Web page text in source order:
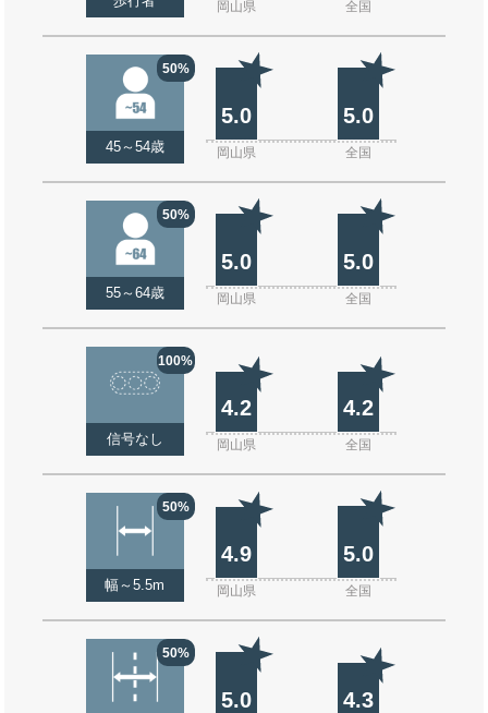
岡山県 全国
50%
45～54歳
5.0 5.0
岡山県 全国
50%
55～64歳
5.0 5.0
岡山県 全国
100%
信号なし
4.2 4.2
岡山県 全国
50%
幅～5.5m
4.9 5.0
岡山県 全国
50%
5.0 4.3